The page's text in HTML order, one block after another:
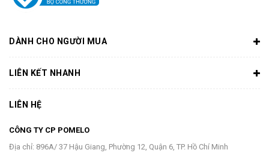
DÀNH CHO NGƯỜI MUA
LIÊN KẾT NHANH
LIÊN HỆ
CÔNG TY CP POMELO
Địa chỉ: 896A/ 37 Hậu Giang, Phường 12, Quận 6, TP. Hồ Chí Minh